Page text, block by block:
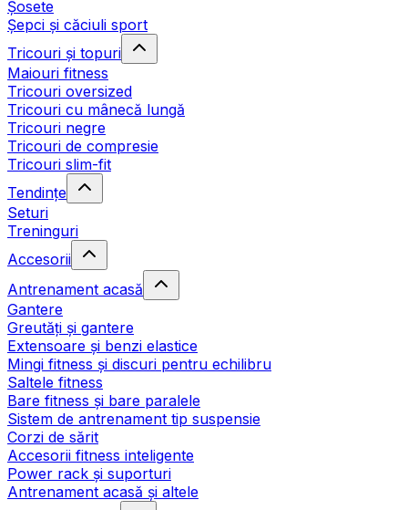
Șosete
Șepci și căciuli sport
Tricouri și topuri
Maiouri fitness
Tricouri oversized
Tricouri cu mânecă lungă
Tricouri negre
Tricouri de compresie
Tricouri slim-fit
Tendințe
Seturi
Treninguri
Accesorii
Antrenament acasă
Gantere
Greutăți și gantere
Extensoare și benzi elastice
Mingi fitness și discuri pentru echilibru
Saltele fitness
Bare fitness și bare paralele
Sistem de antrenament tip suspensie
Corzi de sărit
Accesorii fitness inteligente
Power rack și suporturi
Antrenament acasă și altele